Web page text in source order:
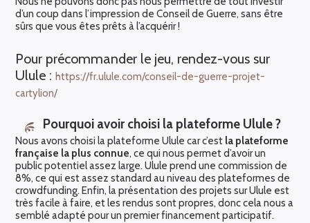
d’un coup dans l’impression de Conseil de Guerre, sans être
sûrs que vous êtes prêts à l’acquérir !
Pour précommander le jeu, rendez-vous sur
Ulule :https://fr.ulule.com/conseil-de-guerre-projet-
cartylion/
Pourquoi avoir choisi la plateforme Ulule ?
Nous avons choisi la plateforme Ulule car c’est la plateforme
française la plus connue, ce qui nous permet d’avoir un
public potentiel assez large. Ulule prend une commission de
8%, ce qui est assez standard au niveau des plateformes de
crowdfunding. Enfin, la présentation des projets sur Ulule est
très facile à faire, et les rendus sont propres, donc cela nous a
semblé adapté pour un premier financement participatif.